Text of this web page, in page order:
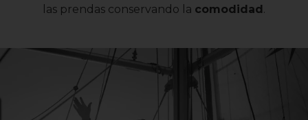
las prendas conservando la comodidad.